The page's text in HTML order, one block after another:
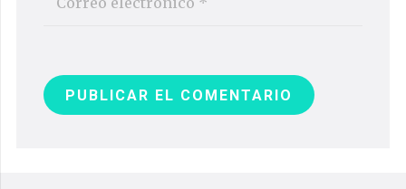
PUBLICAR EL COMENTARIO